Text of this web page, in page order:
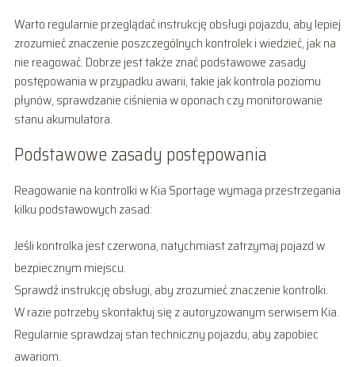
Warto regularnie przeglądać instrukcję obsługi pojazdu, aby lepiej
zrozumieć znaczenie poszczególnych kontrolek i wiedzieć, jak na
nie reagować. Dobrze jest także znać podstawowe zasady
postępowania w przypadku awarii, takie jak kontrola poziomu
płynów, sprawdzanie ciśnienia w oponach czy monitorowanie
stanu akumulatora.
Podstawowe zasady postępowania
Reagowanie na kontrolki w Kia Sportage wymaga przestrzegania
kilku podstawowych zasad:
Jeśli kontrolka jest czerwona, natychmiast zatrzymaj pojazd w
bezpiecznym miejscu.
Sprawdź instrukcję obsługi, aby zrozumieć znaczenie kontrolki.
W razie potrzeby skontaktuj się z autoryzowanym serwisem Kia.
Regularnie sprawdzaj stan techniczny pojazdu, aby zapobiec
awariom.